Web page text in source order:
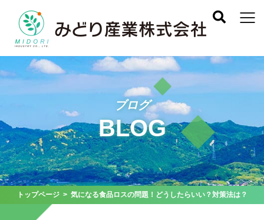
ブログ
BLOG
トップページ> 気になる食品ロスの問題！どうしたらいい？対策法は？